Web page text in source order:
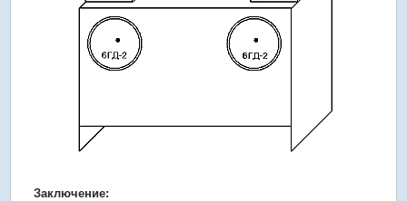
Заключение: